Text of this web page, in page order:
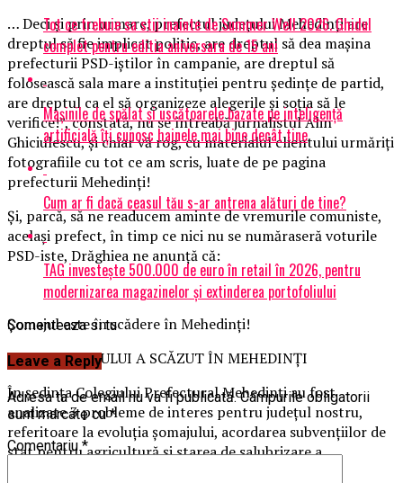
… Deci și prin urmare, prefectul județului Mehedinţi are
dreptul să fie implicat politic, are dreptul să dea mașina
prefecturii PSD-iștilor în campanie, are dreptul să
folosească sala mare a instituției pentru ședințe de partid,
are dreptul ca el să organizeze alegerile și soția să le
verifice!”, constată, nu se întreabă jurnalistul Alin
Ghiciulescu, și chiar vă rog, cu materialul clientului urmăriți
fotografiile cu tot ce am scris, luate de pe pagina
prefecturii Mehedinți!
Și, parcă, să ne readucem aminte de vremurile comuniste,
același prefect, în timp ce nici nu se număraseră voturile
PSD-iste, Drăghiea ne anunță că:
Șomajul este în scădere în Mehedinți!
„RATA ȘOMAJULUI A SCĂZUT ÎN MEHEDINȚI
În ședința Colegiului Prefectural Mehedinți au fost
analizate 3 probleme de interes pentru județul nostru,
referitoare la evoluția șomajului, acordarea subvențiilor de
stat pentru agricultură și starea de salubrizare a
Tot ce trebuie sa stii inainte de Summer Well 2026. Ghidul
complet pentru editia aniversara de 15 ani
Mașinile de spălat și uscătoarele bazate pe inteligență
artificială îți cunosc hainele mai bine decât tine
Cum ar fi dacă ceasul tău s-ar antrena alături de tine?
TAG investește 500.000 de euro în retail în 2026, pentru
modernizarea magazinelor și extinderea portofoliului
Comenteaza si tu
Leave a Reply
Adresa ta de email nu va fi publicată. Câmpurile obligatorii
sunt marcate cu*
Comentariu*